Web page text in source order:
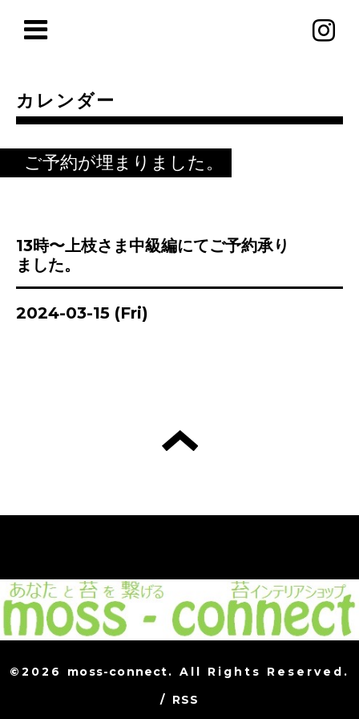
カレンダー
ご予約が埋まりました。
13時〜上枝さま中級編にてご予約承り
ました。
2024-03-15 (Fri)
©2026 moss-connect. All Rights Reserved.
/ RSS